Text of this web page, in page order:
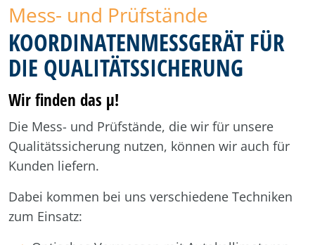
Mess- und Prüfstände
KOORDINATENMESSGERÄT FÜR
DIE QUALITÄTSSICHERUNG
Wir finden das µ!
Die Mess- und Prüfstände, die wir für unsere
Qualitätssicherung nutzen, können wir auch für
Kunden liefern.
Dabei kommen bei uns verschiedene Techniken
zum Einsatz: